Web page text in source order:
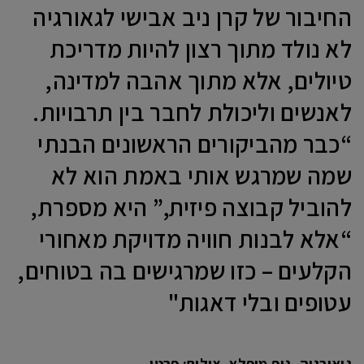
החיבור של קרן ניב אבישי לגאורגיה
לא נולד מתוך רצון להיות מדריכת
טיולים, אלא מתוך אהבה למדינה,
לאנשים וליכולת לחבר בין תרבויות.
“כבר מהביקורים הראשונים הבנתי
שמה שמרגש אותי באמת הוא לא
להוביל קבוצה פיזית,” היא מספרת,
“אלא לבנות חוויה מדויקת מאחורי
הקלעים – כזו שמרגישים בה בטוחים,
עטופים ובלי דאגות"